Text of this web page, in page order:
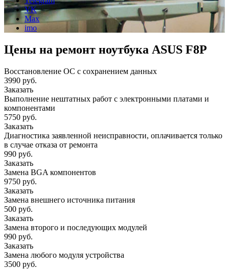
VK
Max
imo
Цены на ремонт ноутбука ASUS F8P
Восстановление ОС с сохранением данных
3990 руб.
Заказать
Выполнение нештатных работ с электронными платами и
компонентами
5750 руб.
Заказать
Диагностика заявленной неисправности, оплачивается только
в случае отказа от ремонта
990 руб.
Заказать
Замена BGA компонентов
9750 руб.
Заказать
Замена внешнего источника питания
500 руб.
Заказать
Замена второго и последующих модулей
990 руб.
Заказать
Замена любого модуля устройства
3500 руб.